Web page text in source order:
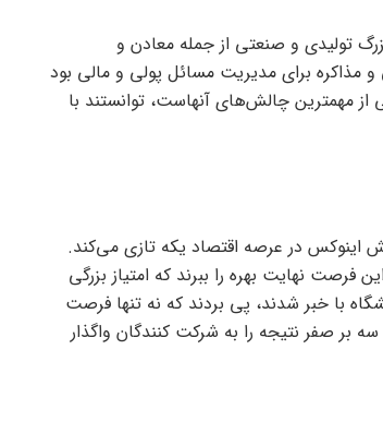
تولیدی و صنعتی از جمله معادن و
مذاکره برای مدیریت مسائل پولی و مالی بود
مهمترین چالش‌های آنهاست، توانستند با
کیش اینوکس در عرصه اقتصاد یکه تازی می‌کند.
فرصت نهایت بهره را ببرند که امتیاز بزرگی
با خبر شدند، پی بردند که نه تنها فرصت
بر صفر نتیجه را به شرکت کنندگان واگذار